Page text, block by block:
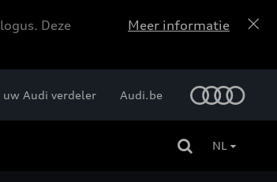
Deze
Meer informatie
uw Audi verdeler Audi.be
NL